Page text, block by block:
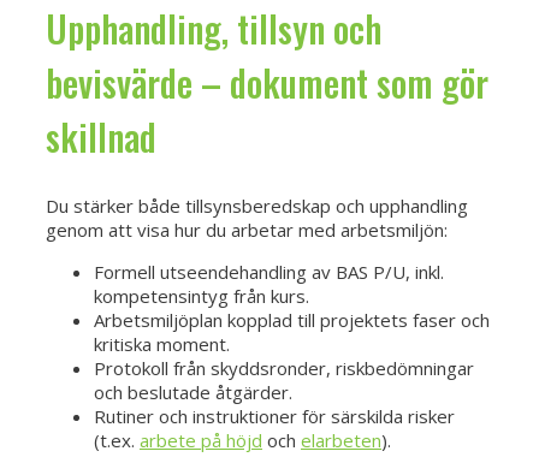
Upphandling, tillsyn och
bevisvärde – dokument som gör
skillnad
Du stärker både tillsynsberedskap och upphandling
genom att visa hur du arbetar med arbetsmiljön:
Formell utseendehandling av BAS P/U, inkl.
kompetensintyg från kurs.
Arbetsmiljöplan kopplad till projektets faser och
kritiska moment.
Protokoll från skyddsronder, riskbedömningar
och beslutade åtgärder.
Rutiner och instruktioner för särskilda risker
(t.ex. arbete på höjd och elarbeten).